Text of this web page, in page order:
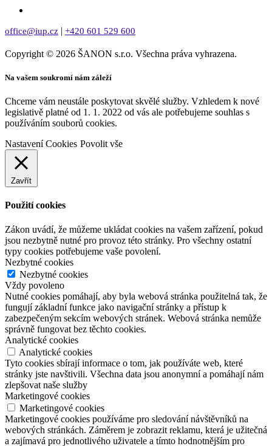
office@iup.cz | +420 601 529 600
Copyright © 2026 ŠANON s.r.o. Všechna práva vyhrazena.
Na vašem soukromí nám záleží
Chceme vám neustále poskytovat skvělé služby. Vzhledem k nové
legislativě platné od 1. 1. 2022 od vás ale potřebujeme souhlas s
používáním souborů cookies.
Nastavení Cookies Povolit vše
Zavřít
Použití cookies
Zákon uvádí, že můžeme ukládat cookies na vašem zařízení, pokud
jsou nezbytně nutné pro provoz této stránky. Pro všechny ostatní
typy cookies potřebujeme vaše povolení.
Nezbytné cookies
Nezbytné cookies
Vždy povoleno
Nutné cookies pomáhají, aby byla webová stránka použitelná tak, že
fungují základní funkce jako navigační stránky a přístup k
zabezpečeným sekcím webových stránek. Webová stránka nemůže
správně fungovat bez těchto cookies.
Analytické cookies
Analytické cookies
Tyto cookies sbírají informace o tom, jak používáte web, které
stránky jste navštivili. Všechna data jsou anonymní a pomáhají nám
zlepšovat naše služby
Marketingové cookies
Marketingové cookies
Marketingové cookies používáme pro sledování návštěvníků na
webových stránkách. Záměrem je zobrazit reklamu, která je užitečná
a zajímavá pro jednotlivého uživatele a tímto hodnotnějším pro